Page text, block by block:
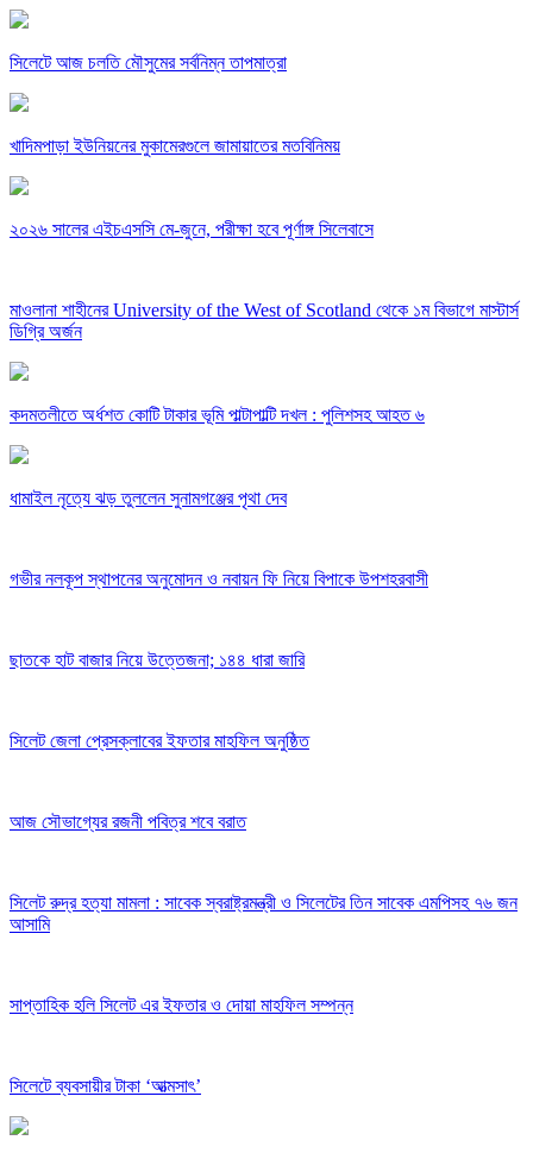
সিলেটে আজ চলতি মৌসুমের সর্বনিম্ন তাপমাত্রা
খাদিমপাড়া ইউনিয়নের মুকামেরগুলে জামায়াতের মতবিনিময়
২০২৬ সালের এইচএসসি মে-জুনে, পরীক্ষা হবে পূর্ণাঙ্গ সিলেবাসে
মাওলানা শাহীনের University of the West of Scotland থেকে ১ম বিভাগে মাস্টার্স
ডিগ্রি অর্জন
কদমতলীতে অর্ধশত কোটি টাকার ভূমি পাল্টাপাল্টি দখল : পুলিশসহ আহত ৬
ধামাইল নৃত্যে ঝড় তুললেন সুনামগঞ্জের পৃথা দেব
গভীর নলকূপ স্থাপনের অনুমোদন ও নবায়ন ফি নিয়ে বিপাকে উপশহরবাসী
ছাতকে হাট বাজার নিয়ে উত্তেজনা; ১৪৪ ধারা জারি
সিলেট জেলা প্রেসক্লাবের ইফতার মাহফিল অনুষ্ঠিত
আজ সৌভাগ্যের রজনী পবিত্র শবে বরাত
সিলেট রুদ্র হত্যা মামলা : সাবেক স্বরাষ্ট্রমন্ত্রী ও সিলেটের তিন সাবেক এমপিসহ ৭৬ জন
আসামি
সাপ্তাহিক হলি সিলেট এর ইফতার ও দোয়া মাহফিল সম্পন্ন
সিলেটে ব্যবসায়ীর টাকা ‘আত্মসাৎ’